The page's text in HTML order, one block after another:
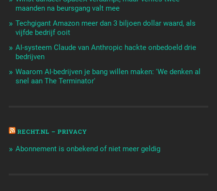
maanden na beursgang valt mee
Techgigant Amazon meer dan 3 biljoen dollar waard, als
vijfde bedrijf ooit
AI-systeem Claude van Anthropic hackte onbedoeld drie
bedrijven
Waarom AI-bedrijven je bang willen maken: 'We denken al
snel aan The Terminator'
RECHT.NL – PRIVACY
Abonnement is onbekend of niet meer geldig